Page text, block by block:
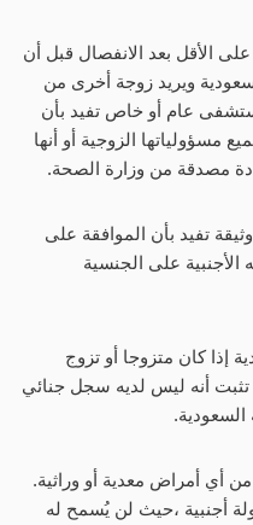
الأقل بعد الانفصال قبل أن
ويريد زوجة أخرى من
عام أو خاص تفيد بأن
مسؤولياتها الزوجية أو أنها
مصدقة من وزارة الصحة.
تفيد بأن الموافقة على
على الجنسية
إذا كان متزوجا أو تزوج
أنه ليس لديه سجل جنائي
السعودية.
أي أمراض معدية أو وراثية.
أجنبية ،حيث لن يُسمح له